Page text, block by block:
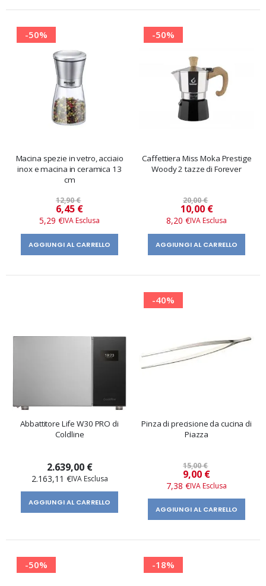
-50%
Macina spezie in vetro, acciaio
inox e macina in ceramica 13
cm
12,90 €
Prezzo
speciale
6,45 €
5,29 €
AGGIUNGI AL CARRELLO
-50%
Caffettiera Miss Moka Prestige
Woody 2 tazze di Forever
20,00 €
Prezzo
speciale
10,00 €
8,20 €
AGGIUNGI AL CARRELLO
Abbattitore Life W30 PRO di
Coldline
2.639,00 €
2.163,11 €
AGGIUNGI AL CARRELLO
-40%
Pinza di precisione da cucina di
Piazza
15,00 €
Prezzo
speciale
9,00 €
7,38 €
AGGIUNGI AL CARRELLO
-50% -18%